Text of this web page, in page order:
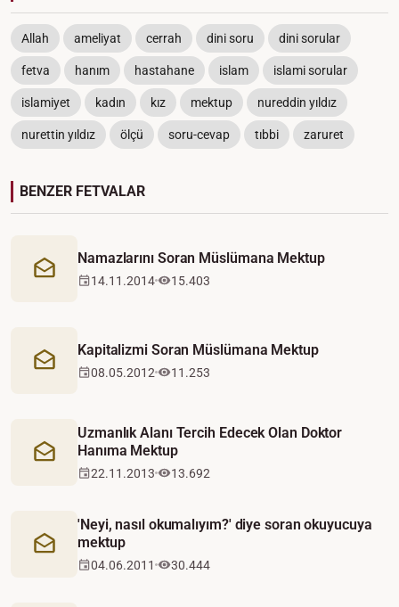
Allah ameliyat cerrah dini soru dini sorular
fetva hanım hastahane islam islami sorular
islamiyet kadın kız mektup nureddin yıldız
nurettin yıldız ölçü soru-cevap tıbbi zaruret
BENZER FETVALAR
Mektup
Namazlarını Soran Müslümana Mektup
14.11.2014 15.403
Mektup
Kapitalizmi Soran Müslümana Mektup
08.05.2012 11.253
Mektup
Uzmanlık Alanı Tercih Edecek Olan Doktor
Hanıma Mektup
22.11.2013 13.692
Mektup
'Neyi, nasıl okumalıyım?' diye soran okuyucuya
mektup
04.06.2011 30.444